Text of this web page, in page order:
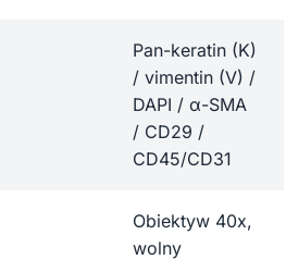
Pan-keratin (K)
/ vimentin (V) /
DAPI / α-SMA
/ CD29 /
CD45/CD31
Obiektyw 40x,
wolny